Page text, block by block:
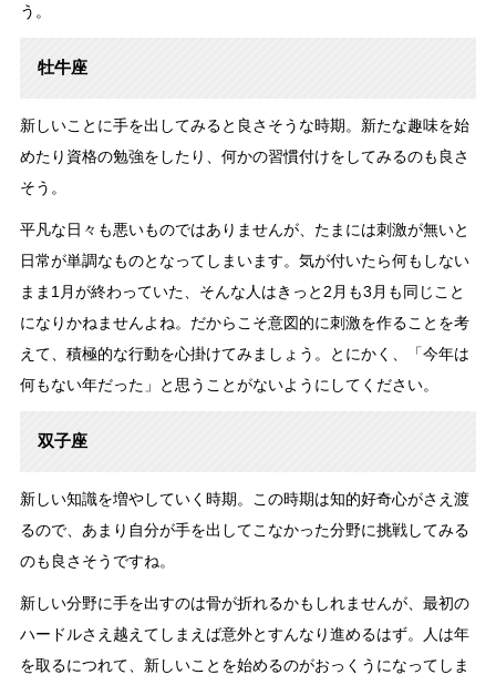
う。
牡牛座
新しいことに手を出してみると良さそうな時期。新たな趣味を始
めたり資格の勉強をしたり、何かの習慣付けをしてみるのも良さ
そう。
平凡な日々も悪いものではありませんが、たまには刺激が無いと
日常が単調なものとなってしまいます。気が付いたら何もしない
まま1月が終わっていた、そんな人はきっと2月も3月も同じこと
になりかねませんよね。だからこそ意図的に刺激を作ることを考
えて、積極的な行動を心掛けてみましょう。とにかく、「今年は
何もない年だった」と思うことがないようにしてください。
双子座
新しい知識を増やしていく時期。この時期は知的好奇心がさえ渡
るので、あまり自分が手を出してこなかった分野に挑戦してみる
のも良さそうですね。
新しい分野に手を出すのは骨が折れるかもしれませんが、最初の
ハードルさえ越えてしまえば意外とすんなり進めるはず。人は年
を取るにつれて、新しいことを始めるのがおっくうになってしま